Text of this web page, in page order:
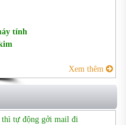
tính
Xem thêm
thì tự động gởi mail đi